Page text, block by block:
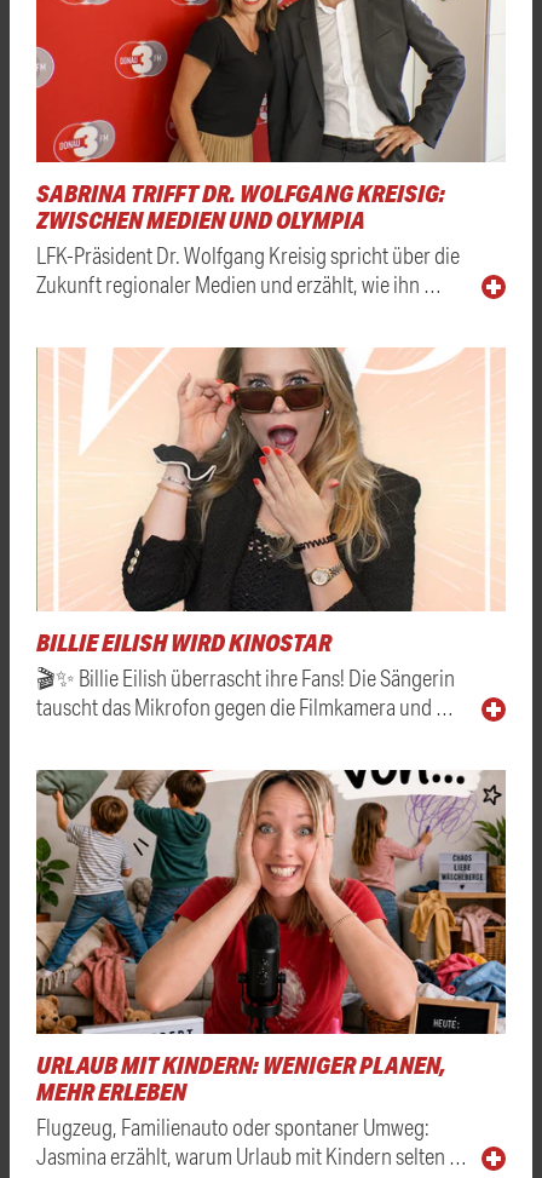
SABRINA TRIFFT DR. WOLFGANG KREISIG:
ZWISCHEN MEDIEN UND OLYMPIA
LFK-Präsident Dr. Wolfgang Kreisig spricht über die
Zukunft regionaler Medien und erzählt, wie ihn …
BILLIE EILISH WIRD KINOSTAR
🎬✨ Billie Eilish überrascht ihre Fans! Die Sängerin
tauscht das Mikrofon gegen die Filmkamera und …
URLAUB MIT KINDERN: WENIGER PLANEN,
MEHR ERLEBEN
Flugzeug, Familienauto oder spontaner Umweg:
Jasmina erzählt, warum Urlaub mit Kindern selten …